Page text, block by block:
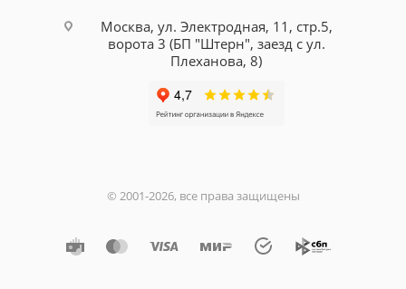
Москва, ул. Электродная, 11, стр.5,
ворота 3 (БП "Штерн", заезд с ул.
Плеханова, 8)
© 2001-2026, все права защищены